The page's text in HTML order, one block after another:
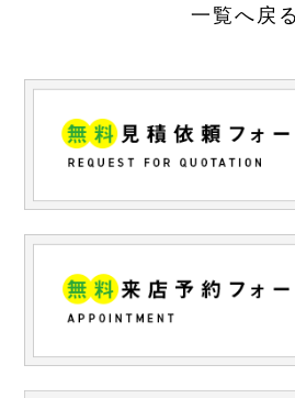
一覧へ戻る